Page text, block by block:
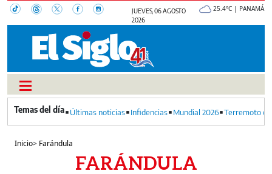
JUEVES, 06 AGOSTO
2026
25.4°C | PANAMÁ
Últimas noticias Infidencias Mundial 2026 Terremoto
Inicio> Farándula
FARÁNDULA